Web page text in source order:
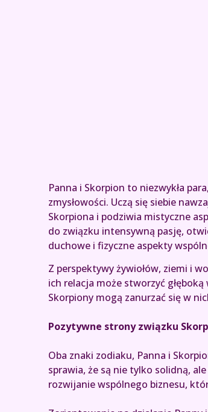
Panna i Skorpion to niezwykła
zmysłowości. Uczą się siebie
Skorpiona i podziwia mistyczne
do związku intensywną pasję,
duchowe i fizyczne aspekty
Z perspektywy żywiołów, ziemi i
ich relacja może stworzyć
Skorpiony mogą zanurzać się w
Pozytywne strony związku
Oba znaki zodiaku, Panna i
sprawia, że są nie tylko solidną,
rozwijanie wspólnego biznesu,